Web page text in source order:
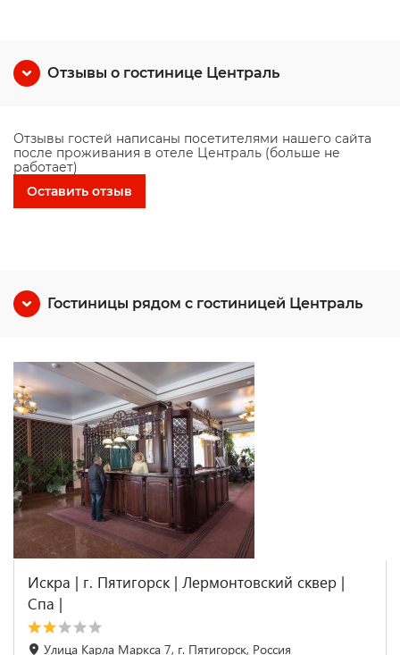
Отзывы о гостинице Централь
Отзывы гостей написаны посетителями нашего сайта
после проживания в отеле Централь (больше не
работает)
Оставить отзыв
Гостиницы рядом с гостиницей Централь
Искра | г. Пятигорск | Лермонтовский сквер |
Спа |
Улица Карла Маркса 7, г. Пятигорск, Россия